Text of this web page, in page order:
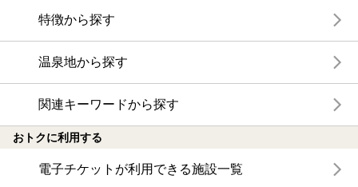
特徴から探す
温泉地から探す
関連キーワードから探す
おトクに利用する
電子チケットが利用できる施設一覧